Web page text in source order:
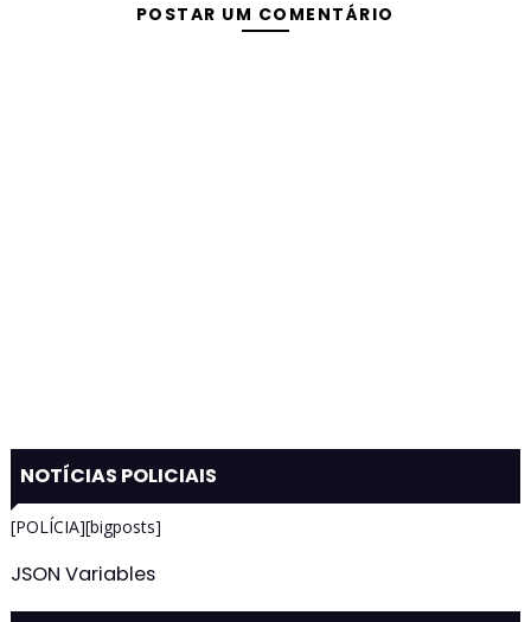
POSTAR UM COMENTÁRIO
NOTÍCIAS POLICIAIS
[POLÍCIA][bigposts]
JSON Variables